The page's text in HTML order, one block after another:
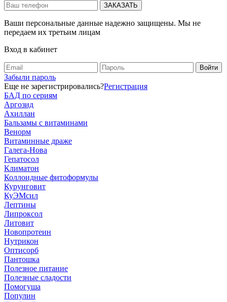
Ваши персональные данные надежно защищены. Мы не
передаем их третьим лицам
Вход в кабинет
Забыли пароль
Еще не зарегистрировались?Регистрация
БАД по сериям
Аргозид
Ахиллан
Бальзамы с витаминами
Венорм
Витаминные драже
Галега-Нова
Гепатосол
Климатон
Коллоидные фитоформулы
Курунговит
КуЭМсил
Лептины
Липроксол
Литовит
Новопротеин
Нутрикон
Оптисорб
Пантошка
Полезное питание
Полезные сладости
Помогуша
Популин